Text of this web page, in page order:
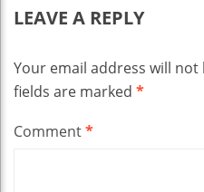
LEAVE A REPLY
Your email address will not
fields are marked *
Comment*